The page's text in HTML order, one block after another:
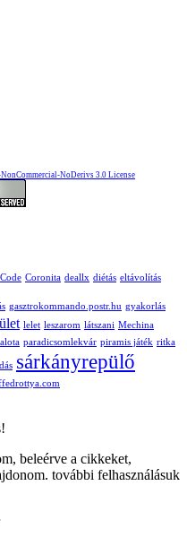
NoDerivs 3.0 License
Coronita deallx diétás eltávolítás
gasztrokommando.postr.hu gyakorlás
lelet leszarom látszani Mechina
paradicsomlekvár piramis játék ritka
sárkányrepülő
beleérve a cikkeket,
további felhasználásuk